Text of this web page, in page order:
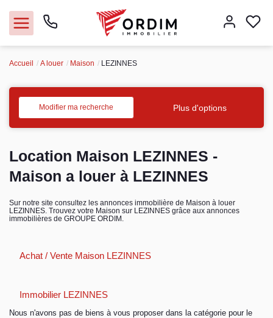
Acheter
Vendre
Immobilier pro
Espace client
Accueil A louer Maison LEZINNES
Modifier ma recherche Plus d'options
Location Maison LEZINNES -
Maison a louer à LEZINNES
Sur notre site consultez les annonces immobilière de Maison à louer
LEZINNES. Trouvez votre Maison sur LEZINNES grâce aux annonces
immobilières de GROUPE ORDIM.
Achat / Vente Maison LEZINNES
Immobilier LEZINNES
Nous n'avons pas de biens à vous proposer dans la catégorie pour le